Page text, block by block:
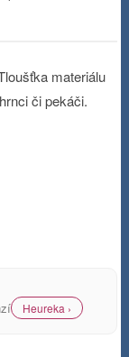
materiálu
či pekáči.
Heureka ›